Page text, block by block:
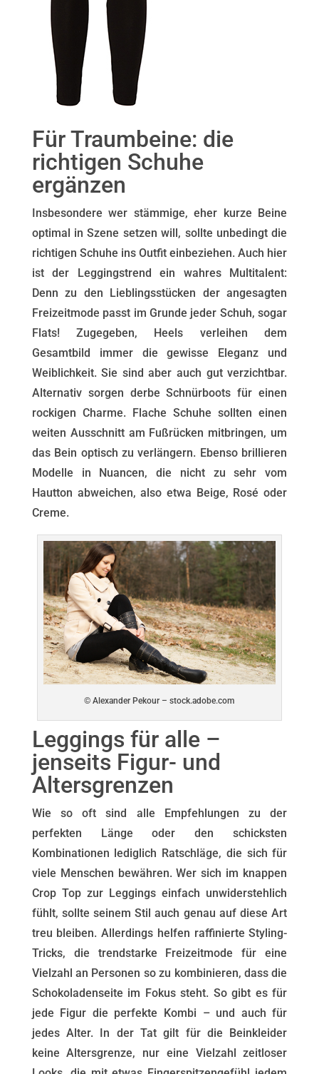
Für Traumbeine: die
richtigen Schuhe
ergänzen
Insbesondere wer stämmige, eher kurze Beine
optimal in Szene setzen will, sollte unbedingt die
richtigen Schuhe ins Outfit einbeziehen. Auch hier
ist der Leggingstrend ein wahres Multitalent:
Denn zu den Lieblingsstücken der angesagten
Freizeitmode passt im Grunde jeder Schuh, sogar
Flats! Zugegeben, Heels verleihen dem
Gesamtbild immer die gewisse Eleganz und
Weiblichkeit. Sie sind aber auch gut verzichtbar.
Alternativ sorgen derbe Schnürboots für einen
rockigen Charme. Flache Schuhe sollten einen
weiten Ausschnitt am Fußrücken mitbringen, um
das Bein optisch zu verlängern. Ebenso brillieren
Modelle in Nuancen, die nicht zu sehr vom
Hautton abweichen, also etwa Beige, Rosé oder
Creme.
© Alexander Pekour – stock.adobe.com
Leggings für alle –
jenseits Figur- und
Altersgrenzen
Wie so oft sind alle Empfehlungen zu der
perfekten Länge oder den schicksten
Kombinationen lediglich Ratschläge, die sich für
viele Menschen bewähren. Wer sich im knappen
Crop Top zur Leggings einfach unwiderstehlich
fühlt, sollte seinem Stil auch genau auf diese Art
treu bleiben. Allerdings helfen raffinierte Styling-
Tricks, die trendstarke Freizeitmode für eine
Vielzahl an Personen so zu kombinieren, dass die
Schokoladenseite im Fokus steht. So gibt es für
jede Figur die perfekte Kombi – und auch für
jedes Alter. In der Tat gilt für die Beinkleider
keine Altersgrenze, nur eine Vielzahl zeitloser